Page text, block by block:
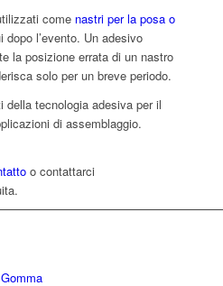
come nastri per la posa o
l’evento. Un adesivo
la posizione errata di un nastro
solo per un breve periodo.
tecnologia adesiva per il
di assemblaggio.
o contattarci